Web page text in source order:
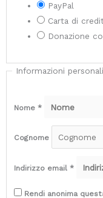
PayPal
Carta di
Donazione
Informazioni personali
Nome *
Cognome
Indirizzo email *
Rendi anonima